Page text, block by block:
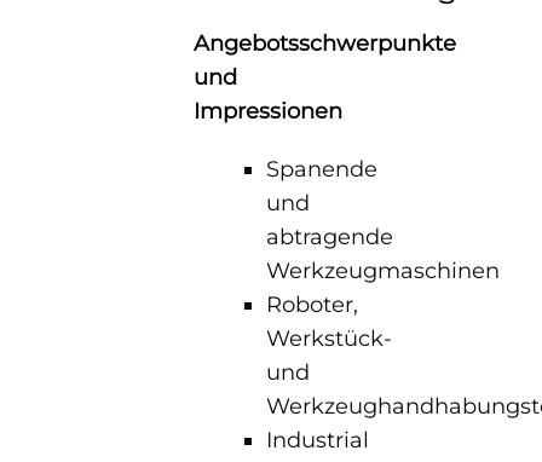
Angebotsschwerpunkte
und
Impressionen
Spanende
und
abtragende
Werkzeugmaschinen
Roboter,
Werkstück-
und
Industrial